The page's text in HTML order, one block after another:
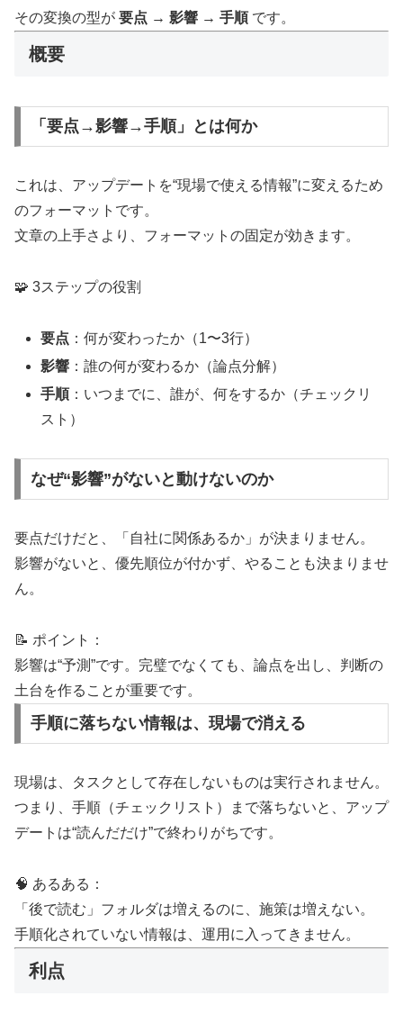
その変換の型が 要点 → 影響 → 手順です。
概要
「要点→影響→手順」とは何か
これは、アップデートを“現場で使える情報”に変えるため
のフォーマットです。
文章の上手さより、フォーマットの固定が効きます。
🧩 3ステップの役割
要点 ：何が変わったか（1〜3行）
影響 ：誰の何が変わるか（論点分解）
手順：いつまでに、誰が、何をするか（チェックリ
スト）
なぜ“影響”がないと動けないのか
要点だけだと、「自社に関係あるか」が決まりません。
影響がないと、優先順位が付かず、やることも決まりませ
ん。
📝 ポイント：
影響は“予測”です。完璧でなくても、論点を出し、判断の
土台を作ることが重要です。
手順に落ちない情報は、現場で消える
現場は、タスクとして存在しないものは実行されません。
つまり、手順（チェックリスト）まで落ちないと、アップ
デートは“読んだだけ”で終わりがちです。
🧠 あるある：
「後で読む」フォルダは増えるのに、施策は増えない。
手順化されていない情報は、運用に入ってきません。
利点